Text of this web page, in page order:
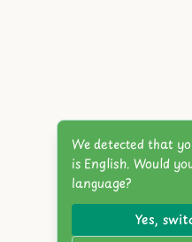
We detected that
is English. Would
language?
Yes,